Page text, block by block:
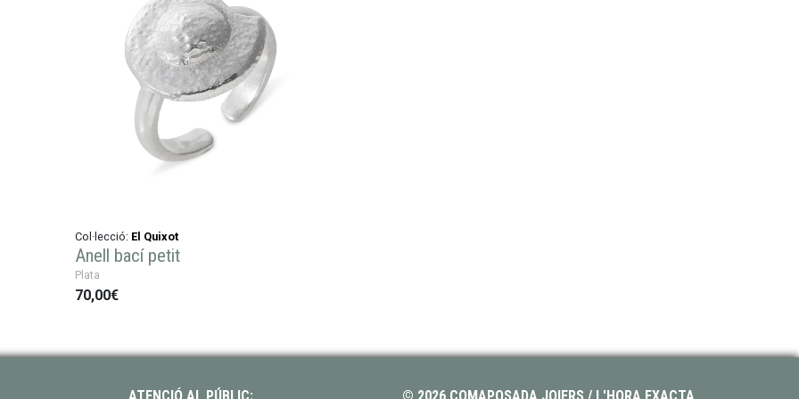
Col·lecció: El Quixot
Anell bací petit
Plata
70,00€
ATENCIÓ AL PÚBLIC: © 2026 COMAPOSADA JOIERS / L'HORA EXACTA